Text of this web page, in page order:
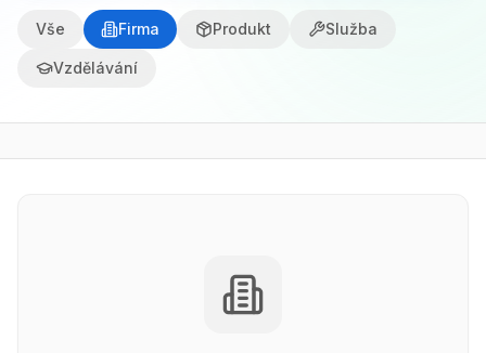
Vše Firma Produkt Služba
Vzdělávání